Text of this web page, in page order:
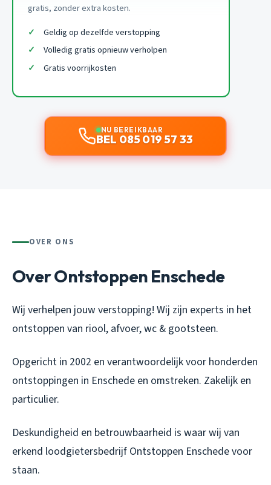
gratis, zonder extra kosten.
Geldig op dezelfde verstopping
Volledig gratis opnieuw verholpen
Gratis voorrijkosten
NU BEREIKBAAR
BEL 085 019 57 33
OVER ONS
Over Ontstoppen Enschede
Wij verhelpen jouw verstopping! Wij zijn experts in het
ontstoppen van riool, afvoer, wc & gootsteen.
Opgericht in 2002 en verantwoordelijk voor honderden
ontstoppingen in Enschede en omstreken. Zakelijk en
particulier.
Deskundigheid en betrouwbaarheid is waar wij van
erkend loodgietersbedrijf Ontstoppen Enschede voor
staan.